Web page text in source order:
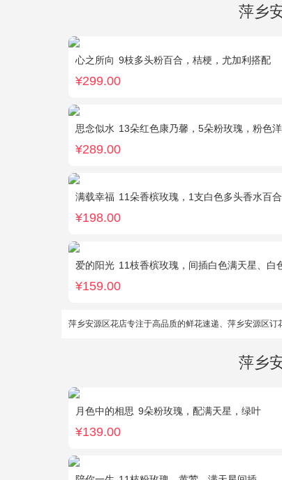
萍乡
心之所向 9枝多头粉百合，桔梗，尤加利搭配
¥299.00
思念似水 13朵红色康乃馨，5朵粉玫瑰，粉色洋桔梗、红豆、尤
¥289.00
满载幸福 11朵香槟玫瑰，1支白色多头香水百合，搭配桔梗、
¥198.00
爱的阳光 11枝香槟玫瑰，间插白色满天星、白色桔梗、尤
¥159.00
萍乡安源区花店专注于高品质的鲜花速递、萍乡安源区订
萍乡
月色中的相思 9朵粉玫瑰，配满天星，绿叶
¥139.00